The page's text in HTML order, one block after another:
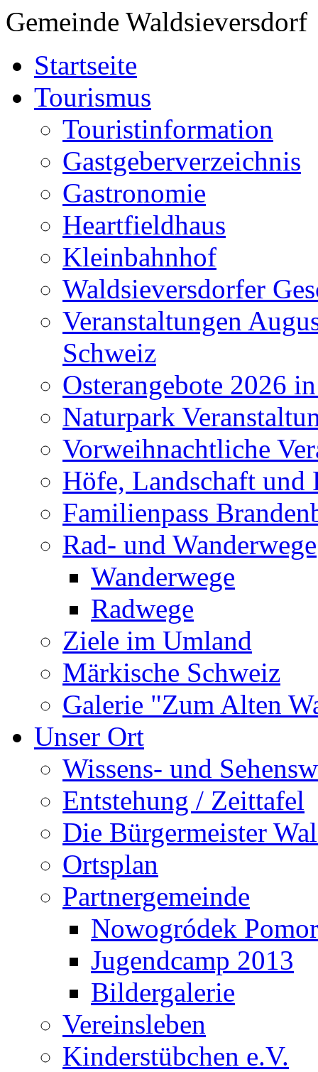
Gemeinde Waldsieversdorf
Startseite
Tourismus
Touristinformation
Gastgeberverzeichnis
Gastronomie
Heartfieldhaus
Kleinbahnhof
Waldsieversdorfer
Veranstaltungen
Schweiz
Osterangebote 2026
Naturpark
Vorweihnachtliche
Höfe, Landschaft und
Familienpass
Rad- und Wanderwege
Wanderwege
Radwege
Ziele im Umland
Märkische Schweiz
Galerie "Zum Alten
Unser Ort
Wissens- und
Entstehung / Zeittafel
Die Bürgermeister
Ortsplan
Partnergemeinde
Nowogródek
Jugendcamp 2013
Bildergalerie
Vereinsleben
Kinderstübchen e.V.